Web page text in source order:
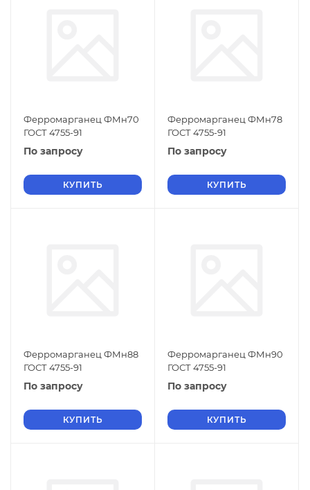
Ферромарганец ФМн70
ГОСТ 4755-91
По запросу
КУПИТЬ
Ферромарганец ФМн78
ГОСТ 4755-91
По запросу
КУПИТЬ
Ферромарганец ФМн88
ГОСТ 4755-91
По запросу
КУПИТЬ
Ферромарганец ФМн90
ГОСТ 4755-91
По запросу
КУПИТЬ